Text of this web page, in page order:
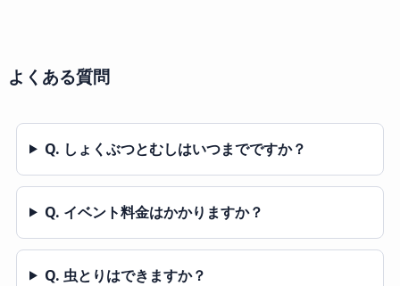
よくある質問
Q. しょくぶつとむしはいつまでですか？
Q. イベント料金はかかりますか？
Q. 虫とりはできますか？